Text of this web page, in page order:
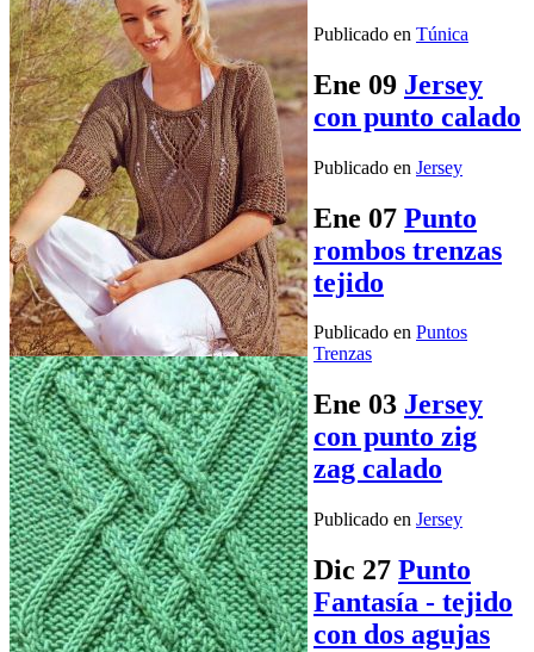
Publicado en Túnica
Ene 09 Jersey
con punto calado
Publicado en Jersey
Ene 07 Punto
rombos trenzas
tejido
Publicado en Puntos
Trenzas
Ene 03 Jersey
con punto zig
zag calado
Publicado en Jersey
Dic 27 Punto
Fantasía - tejido
con dos agujas